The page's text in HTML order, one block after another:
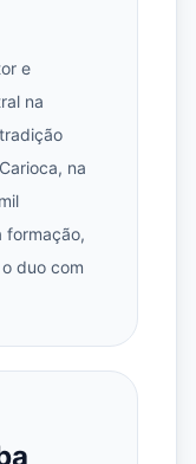
e
na
na
formação,
duo com